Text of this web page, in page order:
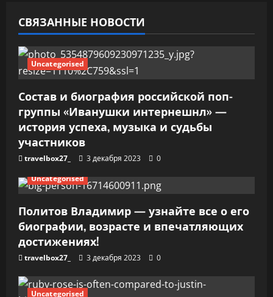
з
а
п
и
с
я
м
СВЯЗАННЫЕ НОВОСТИ
Uncategorised
Состав и биография российской поп-
группы «Иванушки интернешнл» —
история успеха, музыка и судьбы
участников
travelbox27_ 3 декабря 2023
0
Uncategorised
Политов Владимир — узнайте все о его
биографии, возрасте и впечатляющих
достижениях!
travelbox27_ 3 декабря 2023 0
Uncategorised